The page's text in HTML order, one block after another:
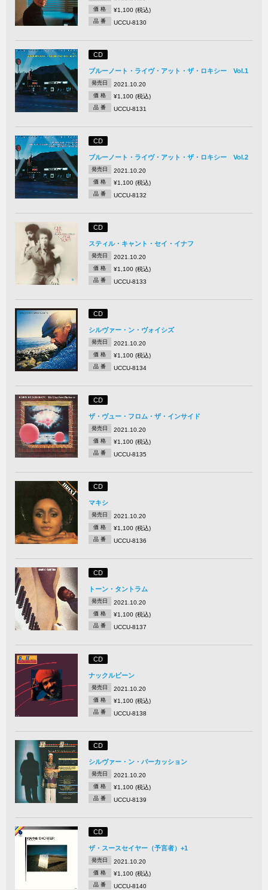
価 格 ¥1,100 (税込)
品 番 UCCU-8130
CD
ブルーノート・ライヴ・アット・ザ・ロキシー Vol.1
発売日 2021.10.20
価 格 ¥1,100 (税込)
品 番 UCCU-8131
CD
ブルーノート・ライヴ・アット・ザ・ロキシー Vol.2
発売日 2021.10.20
価 格 ¥1,100 (税込)
品 番 UCCU-8132
CD
スティル・キャント・セイ・イナフ
発売日 2021.10.20
価 格 ¥1,100 (税込)
品 番 UCCU-8133
CD
シルヴァー・ン・ヴォイシズ
発売日 2021.10.20
価 格 ¥1,100 (税込)
品 番 UCCU-8134
CD
ザ・ヴュー・フロム・ザ・インサイド
発売日 2021.10.20
価 格 ¥1,100 (税込)
品 番 UCCU-8135
CD
マキシ
発売日 2021.10.20
価 格 ¥1,100 (税込)
品 番 UCCU-8136
CD
トーン・タントラム
発売日 2021.10.20
価 格 ¥1,100 (税込)
品 番 UCCU-8137
CD
ナックルビーン
発売日 2021.10.20
価 格 ¥1,100 (税込)
品 番 UCCU-8138
CD
シルヴァー・ン・パーカッション
発売日 2021.10.20
価 格 ¥1,100 (税込)
品 番 UCCU-8139
CD
ザ・スースセイヤー（予言者）+1
発売日 2021.10.20
価 格 ¥1,100 (税込)
品 番 UCCU-8140